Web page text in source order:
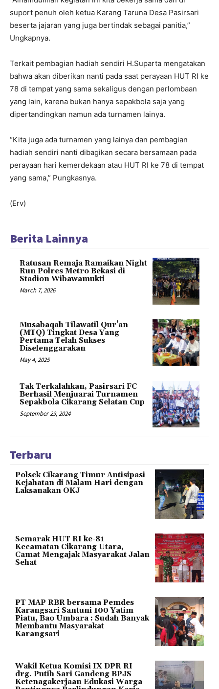
suport penuh oleh ketua Karang Taruna Desa Pasirsari
beserta jajaran yang juga bertindak sebagai panitia,”
Ungkapnya.
Terkait pembagian hadiah sendiri H.Suparta mengatakan
bahwa akan diberikan nanti pada saat perayaan HUT RI ke
78 di tempat yang sama sekaligus dengan perlombaan
yang lain, karena bukan hanya sepakbola saja yang
dipertandingkan namun ada turnamen lainya.
“Kita juga ada turnamen yang lainya dan pembagian
hadiah sendiri nanti dibagikan secara bersamaan pada
perayaan hari kemerdekaan atau HUT RI ke 78 di tempat
yang sama,” Pungkasnya.
(Erv)
Berita Lainnya
Ratusan Remaja Ramaikan Night
Run Polres Metro Bekasi di
Stadion Wibawamukti
March 7, 2026
Musabaqah Tilawatil Qur’an
(MTQ) Tingkat Desa Yang
Pertama Telah Sukses
Diselenggarakan
May 4, 2025
Tak Terkalahkan, Pasirsari FC
Berhasil Menjuarai Turnamen
Sepakbola Cikarang Selatan Cup
September 29, 2024
Terbaru
Polsek Cikarang Timur Antisipasi
Kejahatan di Malam Hari dengan
Laksanakan OKJ
Semarak HUT RI ke-81
Kecamatan Cikarang Utara,
Camat Mengajak Masyarakat Jalan
Sehat
PT MAP RBR bersama Pemdes
Karangsari Santuni 100 Yatim
Piatu, Bao Umbara : Sudah Banyak
Membantu Masyarakat
Karangsari
Wakil Ketua Komisi IX DPR RI
drg. Putih Sari Gandeng BPJS
Ketenagakerjaan Edukasi Warga